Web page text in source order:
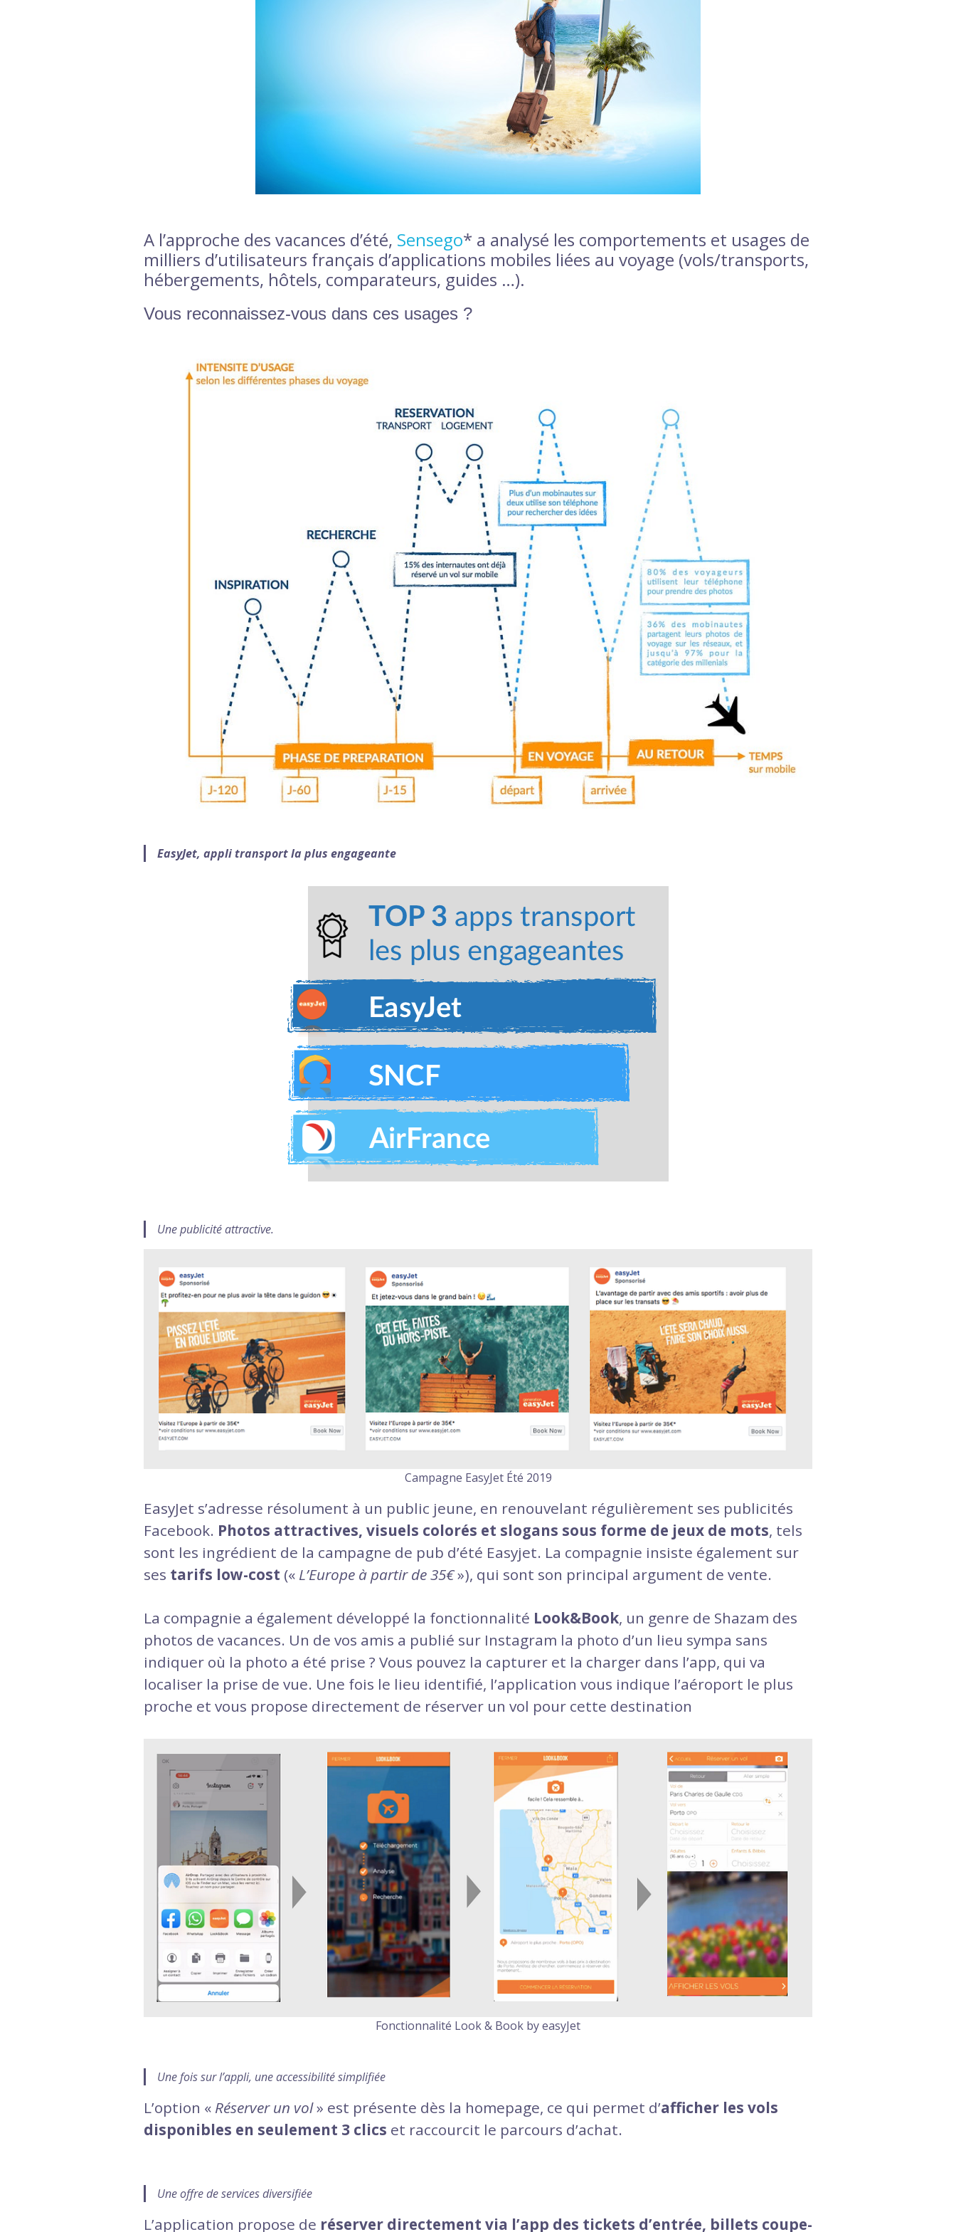
A l’approche des vacances d’été, Sensego* a analysé les comportements et usages de
milliers d’utilisateurs français d’applications mobiles liées au voyage (vols/transports,
hébergements, hôtels, comparateurs, guides …).
Vous reconnaissez-vous dans ces usages ?
EasyJet, appli transport la plus engageante
Une publicité attractive.
Campagne EasyJet Été 2019
EasyJet s’adresse résolument à un public jeune, en renouvelant régulièrement ses publicités
Facebook. Photos attractives, visuels colorés et slogans sous forme de jeux de mots, tels
sont les ingrédient de la campagne de pub d’été Easyjet. La compagnie insiste également sur
ses tarifs low-cost (« L’Europe à partir de 35€»), qui sont son principal argument de vente.
La compagnie a également développé la fonctionnalité Look&Book, un genre de Shazam des
photos de vacances. Un de vos amis a publié sur Instagram la photo d’un lieu sympa sans
indiquer où la photo a été prise ? Vous pouvez la capturer et la charger dans l’app, qui va
localiser la prise de vue. Une fois le lieu identifié, l’application vous indique l’aéroport le plus
proche et vous propose directement de réserver un vol pour cette destination
Fonctionnalité Look & Book by easyJet
Une fois sur l’appli, une accessibilité simplifiée
L’option « Réserver un vol» est présente dès la homepage, ce qui permet d’afficher les vols
disponibles en seulement 3 clics et raccourcit le parcours d’achat.
Une offre de services diversifiée
L’application propose de réserver directement via l’app des tickets d’entrée, billets coupe-